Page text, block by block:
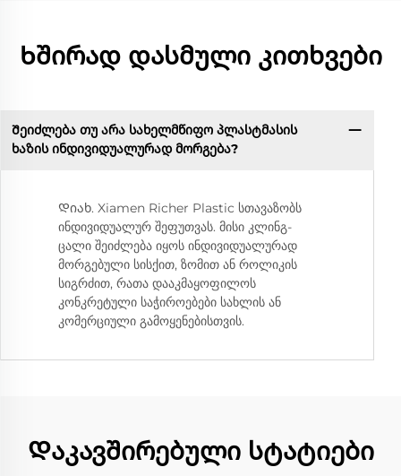
Ხშირად დასმული კითხვები
Შეიძლება თუ არა სახელმწიფო პლასტმასის
ხაზის ინდივიდუალურად მორგება?
Დიახ. Xiamen Richer Plastic სთავაზობს
ინდივიდუალურ შეფუთვას. მისი კლინგ-
ცალი შეიძლება იყოს ინდივიდუალურად
მორგებული სისქით, ზომით ან როლიკის
სიგრძით, რათა დააკმაყოფილოს
კონკრეტული საჭიროებები სახლის ან
კომერციული გამოყენებისთვის.
Დაკავშირებული სტატიები